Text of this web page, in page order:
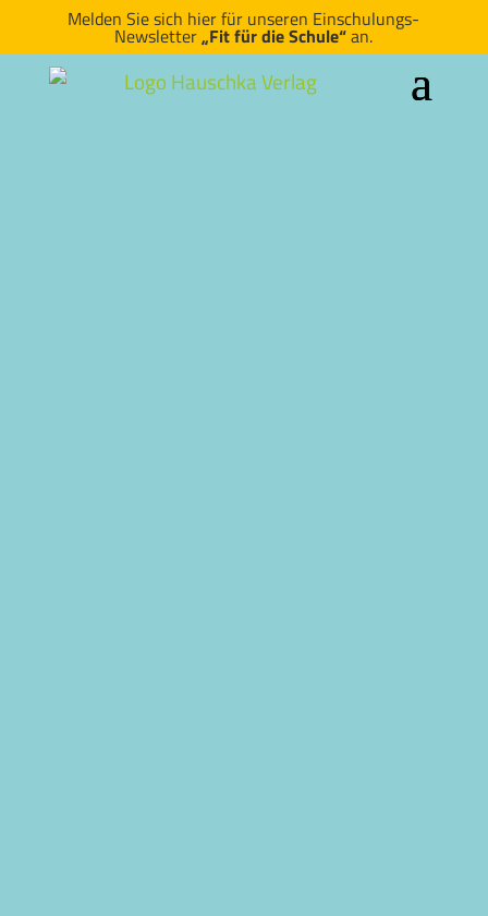
Melden Sie sich hier für unseren Einschulungs-
Newsletter„Fit für die Schule“an.